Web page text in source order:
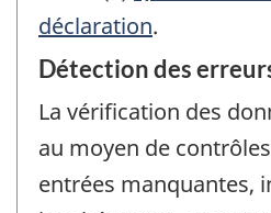
déclaration.
Détection des
La vérification des
au moyen de
entrées manquantes,